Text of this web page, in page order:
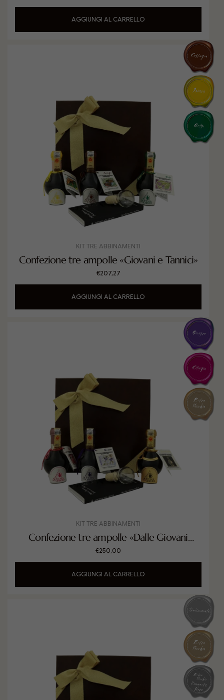
AGGIUNGI AL CARRELLO
KIT TRE ABBINAMENTI
Confezione tre ampolle «Giovani e Tannici»
€207,27
AGGIUNGI AL CARRELLO
KIT TRE ABBINAMENTI
Confezione tre ampolle «Dalle Giovani
Differenze all’Invecchiato»
€250,00
AGGIUNGI AL CARRELLO